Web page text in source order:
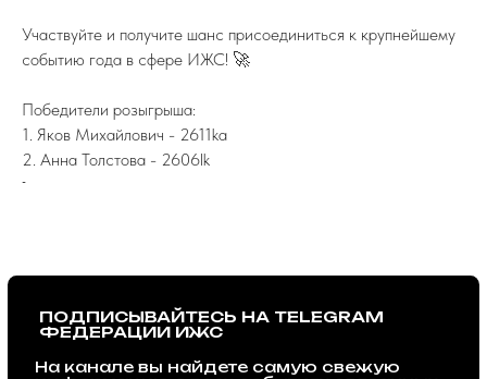
Участвуйте и получите шанс присоединиться к крупнейшему
событию года в сфере ИЖС! 🚀
Победители розыгрыша:
1. Яков Михайлович - 2611ka
2. Анна Толстова - 2606lk
-